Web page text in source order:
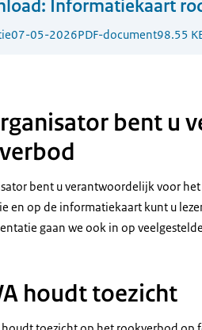
Informatiekaart
07-05-2026PDF-document98.55
bent u
bent u verantwoordelijk voor
en op de informatiekaart kunt u
gaan we ook in op
houdt toezicht